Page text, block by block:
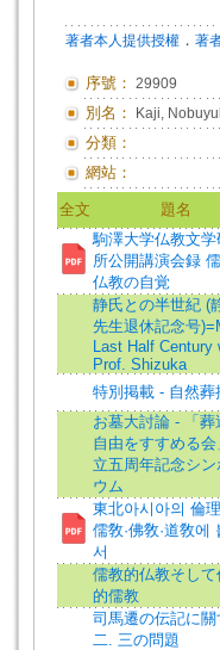
著者本人提供授權 ． 著
序號： 29909
別名： Kaji,
分類：
網站：
全文 題名
駒澤大学仏教文学
所公開講演会録
仏教の自覚
静氏との半世紀 (
先生退休記念号
Last Half Century
Prof. Shizuka
特別掲載 - 自然葬
お墓大討論 - 「葬
自由をすすめる会
立五周年記念シン
ウム
東北아시아의 倫
儒敎·佛敎·道敎에
서
儒教的仏教そして
的儒教
司馬遷の伝記に關
二. 三の問題